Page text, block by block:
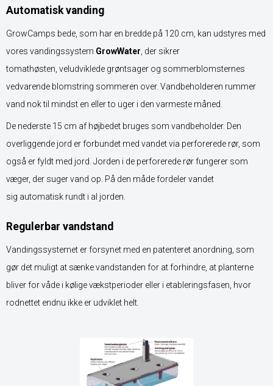
Automatisk vanding
GrowCamps bede , som har en bredde på 120 cm, kan udstyres med
vores vandingssystem GrowWater , der sikrer
tomathøsten, veludviklede grøntsager og sommerblomsternes
vedvarende blomstring sommeren over. Vandbeholderen rummer
vand nok til mindst en eller to uger i den varmeste måned.
De nederste 15 cm af højbedet bruges som vandbeholder. Den
overliggende jord er forbundet med vandet via perforerede rør, som
også er fyldt med jord. Jorden i de perforerede rør fungerer som
væger, der suger vand op. På den måde fordeler vandet
sig automatisk rundt i al jorden.
Regulerbar vandstand
Vandingssystemet er forsynet med en patenteret anordning, som
gør det muligt at sænke vandstanden for at forhindre, at planterne
bliver for våde i kølige vækstperioder eller i etableringsfasen, hvor
rodnettet endnu ikke er udviklet helt.